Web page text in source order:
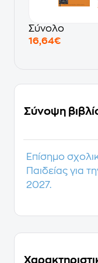
Σύνολο
16,64€
Σύνοψη
Επίσημο
Παιδείας για
2027.